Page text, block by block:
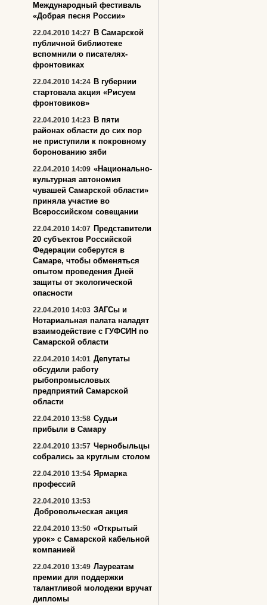
Международный фестиваль
«Добрая песня России»
22.04.2010 14:27 В Самарской
публичной библиотеке
вспомнили о писателях-
фронтовиках
22.04.2010 14:24 В губернии
стартовала акция «Рисуем
фронтовиков»
22.04.2010 14:23 В пяти
районах области до сих пор
не приступили к покровному
боронованию зяби
22.04.2010 14:09 «Национально-
культурная автономия
чувашей Самарской области»
приняла участие во
Всероссийском совещании
22.04.2010 14:07 Представители
20 субъектов Российской
Федерации соберутся в
Самаре, чтобы обменяться
опытом проведения Дней
защиты от экологической
опасности
22.04.2010 14:03 ЗАГСы и
Нотариальная палата наладят
взаимодействие с ГУФСИН по
Самарской области
22.04.2010 14:01 Депутаты
обсудили работу
рыбопромысловых
предприятий Самарской
области
22.04.2010 13:58 Судьи
прибыли в Самару
22.04.2010 13:57 Чернобыльцы
собрались за круглым столом
22.04.2010 13:54 Ярмарка
профессий
22.04.2010 13:53
Добровольческая акция
22.04.2010 13:50 «Открытый
урок» с Самарской кабельной
компанией
22.04.2010 13:49 Лауреатам
премии для поддержки
талантливой молодежи вручат
дипломы